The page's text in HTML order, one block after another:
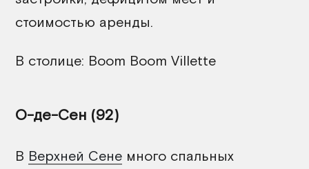
стоимостью аренды.
В столице: Boom Boom Villette
О-де-Сен (92)
В Верхней Сене много спальных